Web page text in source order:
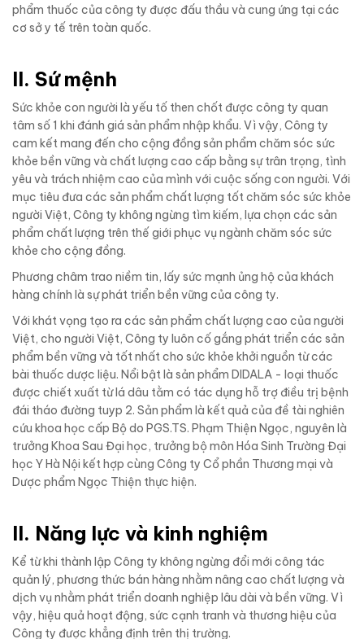
phẩm thuốc của công ty được đấu thầu và cung ứng tại các
cơ sở y tế trên toàn quốc.
II. Sứ mệnh
Sức khỏe con người là yếu tố then chốt được công ty quan
tâm số 1 khi đánh giá sản phẩm nhập khẩu. Vì vậy, Công ty
cam kết mang đến cho cộng đồng sản phẩm chăm sóc sức
khỏe bền vững và chất lượng cao cấp bằng sự trân trọng, tình
yêu và trách nhiệm cao của mình với cuộc sống con người. Với
mục tiêu đưa các sản phẩm chất lượng tốt chăm sóc sức khỏe
người Việt, Công ty không ngừng tìm kiếm, lựa chọn các sản
phẩm chất lượng trên thế giới phục vụ ngành chăm sóc sức
khỏe cho cộng đồng.
Phương châm trao niềm tin, lấy sức mạnh ủng hộ của khách
hàng chính là sự phát triển bền vững của công ty.
Với khát vọng tạo ra các sản phẩm chất lượng cao của người
Việt, cho người Việt, Công ty luôn cố gắng phát triển các sản
phẩm bền vững và tốt nhất cho sức khỏe khởi nguồn từ các
bài thuốc dược liệu. Nổi bật là sản phẩm DIDALA - loại thuốc
được chiết xuất từ lá dâu tằm có tác dụng hỗ trợ điều trị bệnh
đái tháo đường tuyp 2. Sản phẩm là kết quả của đề tài nghiên
cứu khoa học cấp Bộ do PGS.TS. Phạm Thiện Ngọc, nguyên là
trưởng Khoa Sau Đại học, trưởng bộ môn Hóa Sinh Trường Đại
học Y Hà Nội kết hợp cùng Công ty Cổ phần Thương mại và
Dược phẩm Ngọc Thiện thực hiện.
II. Năng lực và kinh nghiệm
Kể từ khi thành lập Công ty không ngừng đổi mới công tác
quản lý, phương thức bán hàng nhằm nâng cao chất lượng và
dịch vụ nhằm phát triển doanh nghiệp lâu dài và bền vững. Vì
vậy, hiệu quả hoạt động, sức cạnh tranh và thương hiệu của
Công ty được khẳng định trên thị trường.